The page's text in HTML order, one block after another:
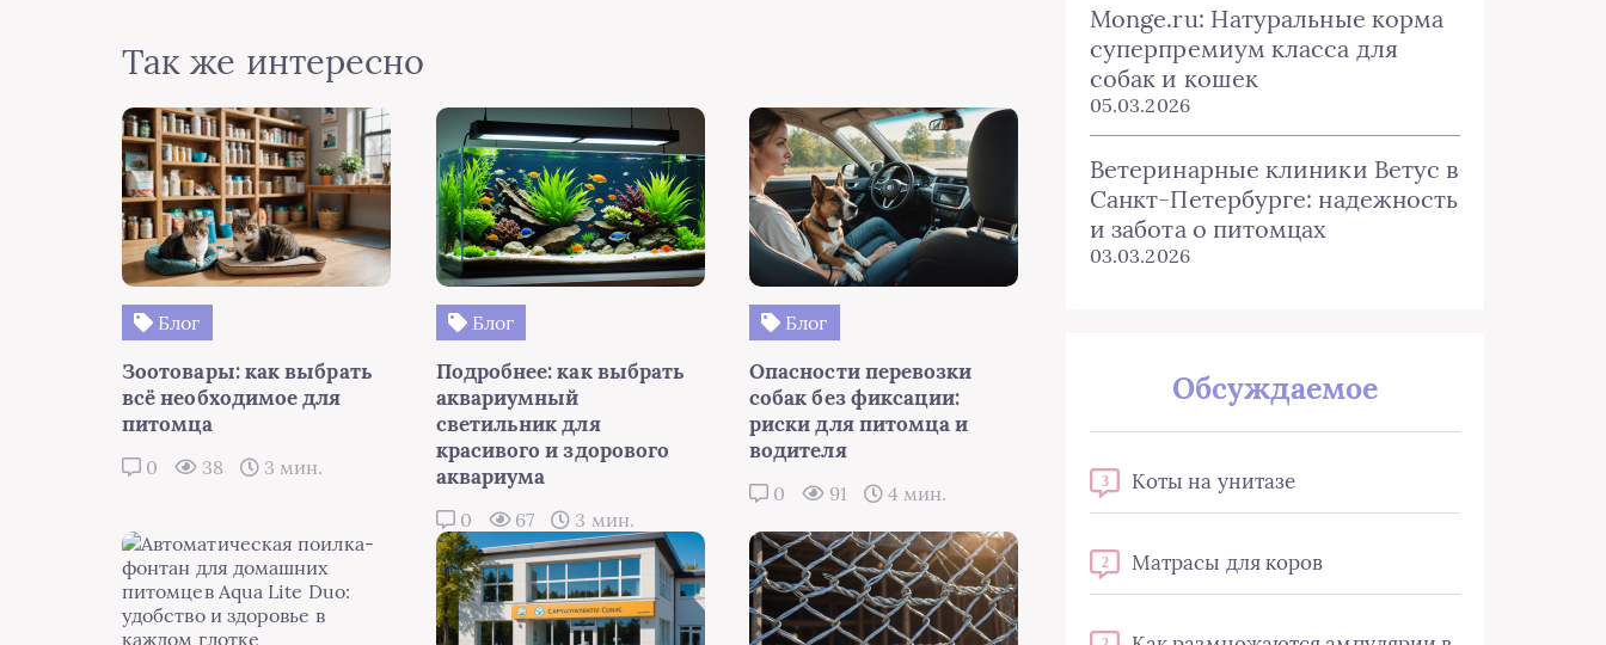
Так же интересно
Блог
Зоотовары: как выбрать
всё необходимое для
питомца
0 38 3 мин.
Блог
Подробнее: как выбрать
аквариумный
светильник для
красивого и здорового
аквариума
0 67 3 мин.
Блог
Опасности перевозки
собак без фиксации:
риски для питомца и
водителя
0 91 4 мин.
Monge.ru: Натуральные корма
суперпремиум класса для
собак и кошек
05.03.2026
Ветеринарные клиники Ветус в
Санкт-Петербурге: надежность
и забота о питомцах
03.03.2026
Обсуждаемое
3 Коты на унитазе
2 Матрасы для коров